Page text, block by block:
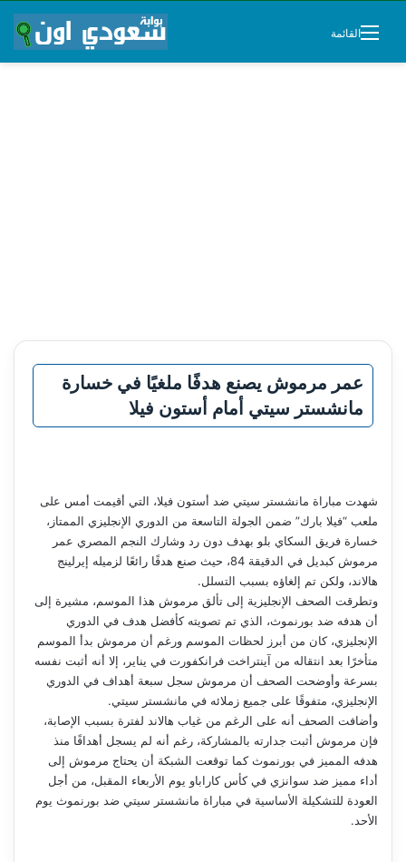
القائمة
عمر مرموش يصنع هدفًا ملغيًا في خسارة
مانشستر سيتي أمام أستون فيلا
شهدت مباراة مانشستر سيتي ضد أستون فيلا، التي أقيمت أمس على
ملعب “فيلا بارك” ضمن الجولة التاسعة من الدوري الإنجليزي الممتاز،
خسارة فريق السكاي بلو بهدف دون رد وشارك النجم المصري عمر
مرموش كبديل في الدقيقة 84، حيث صنع هدفًا رائعًا لزميله إيرلينج
هالاند، ولكن تم إلغاؤه بسبب التسلل.
وتطرقت الصحف الإنجليزية إلى تألق مرموش هذا الموسم، مشيرة إلى
أن هدفه ضد بورنموث، الذي تم تصويته كأفضل هدف في الدوري
الإنجليزي، كان من أبرز لحظات الموسم ورغم أن مرموش بدأ الموسم
متأخرًا بعد انتقاله من آينتراخت فرانكفورت في يناير، إلا أنه أثبت نفسه
بسرعة وأوضحت الصحف أن مرموش سجل سبعة أهداف في الدوري
الإنجليزي، متفوقًا على جميع زملائه في مانشستر سيتي.
وأضافت الصحف أنه على الرغم من غياب هالاند لفترة بسبب الإصابة،
فإن مرموش أثبت جدارته بالمشاركة، رغم أنه لم يسجل أهدافًا منذ
هدفه المميز في بورنموث كما توقعت الشبكة أن يحتاج مرموش إلى
أداء مميز ضد سوانزي في كأس كاراباو يوم الأربعاء المقبل، من أجل
العودة للتشكيلة الأساسية في مباراة مانشستر سيتي ضد بورنموث يوم
الأحد.